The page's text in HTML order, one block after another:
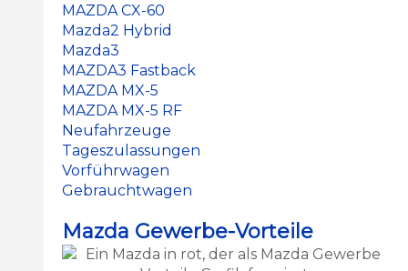
MAZDA CX-60
Mazda2 Hy­brid
Mazda3
MAZDA3 Fastback
MAZDA MX-5
MAZDA MX-5 RF
Neufahrzeuge
Tageszulassungen
Vorführwagen
Gebrauchtwagen
Mazda Gewerbe-Vorteile